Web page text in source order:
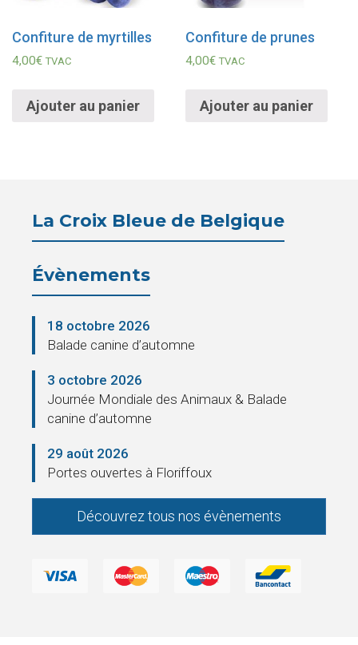
Confiture de myrtilles
4,00€ TVAC
Ajouter au panier
Confiture de prunes
4,00€ TVAC
Ajouter au panier
La Croix Bleue de Belgique
Évènements
18 octobre 2026
Balade canine d’automne
3 octobre 2026
Journée Mondiale des Animaux & Balade
canine d’automne
29 août 2026
Portes ouvertes à Floriffoux
Découvrez tous nos évènements